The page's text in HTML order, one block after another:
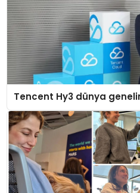
Tencent Hy3 dünya